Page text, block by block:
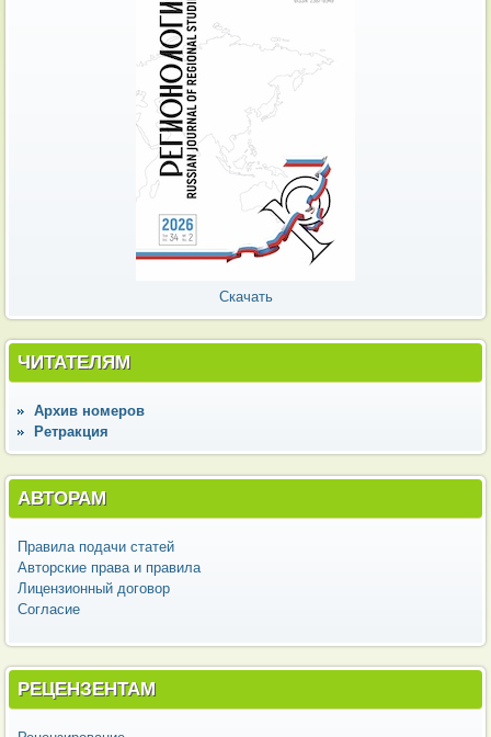
Скачать
ЧИТАТЕЛЯМ
Архив номеров
Ретракция
АВТОРАМ
Правила подачи статей
Авторские права и правила
Лицензионный договор
Согласие
РЕЦЕНЗЕНТАМ